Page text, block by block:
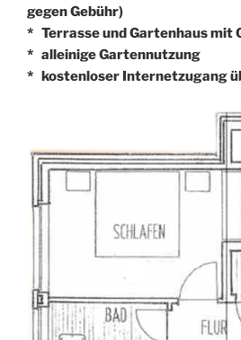
gegen Gebühr)
* Terrasse und Gartenhaus mit
* alleinige Gartennutzung
* kostenloser Internetzugang